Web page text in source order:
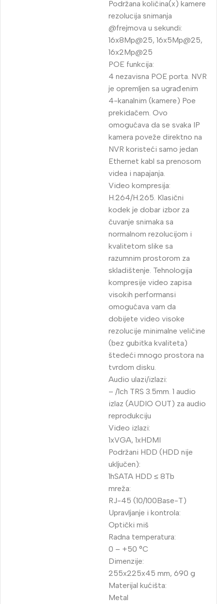
Podržana količina(x) kamere
rezolucija snimanja
@frejmova u sekundi:
16x8Mp@25, 16x5Mp@25,
16x2Mp@25
POE funkcija:
4 nezavisna POE porta. NVR
je opremljen sa ugrađenim
4-kanalnim (kamere) Poe
prekidačem. Ovo
omogućava da se svaka IP
kamera poveže direktno na
NVR koristeći samo jedan
Ethernet kabl sa prenosom
videa i napajanja.
Video kompresija:
H.264/H.265. Klasični
kodek je dobar izbor za
čuvanje snimaka sa
normalnom rezolucijom i
kvalitetom slike sa
razumnim prostorom za
skladištenje. Tehnologija
kompresije video zapisa
visokih performansi
omogućava vam da
dobijete video visoke
rezolucije minimalne veličine
(bez gubitka kvaliteta)
štedeći mnogo prostora na
tvrdom disku.
Audio ulazi/izlazi:
– /1ch TRS 3.5mm. 1 audio
izlaz (AUDIO OUT) za audio
reprodukciju
Video izlazi:
1xVGA, 1xHDMI
Podržani HDD (HDD nije
uključen):
1hSATA HDD ≤ 8Tb
mreža:
RJ-45 (10/100Base-T)
Upravljanje i kontrola:
Optički miš
Radna temperatura:
0 – +50 °C
Dimenzije:
255x225x45 mm, 690 g
Materijal kućišta:
Metal